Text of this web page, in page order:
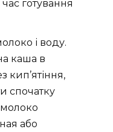
готування
і воду.
каша в
кип’ятіння,
спочатку
або